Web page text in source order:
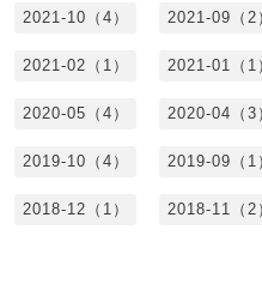
2021-10（4） 2021-09（2
2021-02（1） 2021-01（1
2020-05（4） 2020-04（3
2019-10（4） 2019-09（1
2018-12（1） 2018-11（2